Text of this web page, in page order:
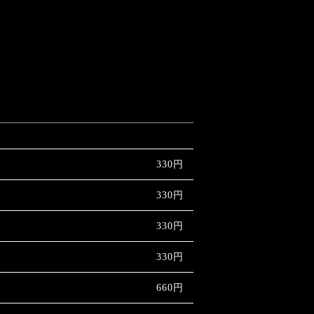
330円
330円
330円
330円
660円